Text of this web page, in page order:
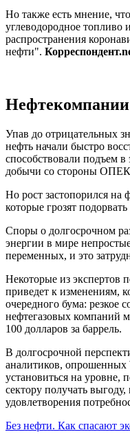
Но также есть мнение,
углеводородное топливо
распространения
нефти".
Упав до отрицательных
нефть начали быстро
способствовали подъем
добычи со стороны
Но рост застопорился
которые грозят
Споры о долгосрочном
энергии в мире
переменных, и это
Некоторые из экспертов
приведет к изменениям,
очередного бума: резкое
нефтегазовых компаний
100 долларов за баррель.
В долгосрочной
аналитиков,
установиться на уровне,
сектору получать
удовлетворения
Без нефти. Как спасают